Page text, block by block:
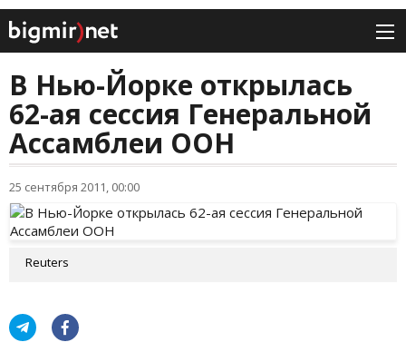
В Нью-Йорке открылась
62-ая сессия Генеральной
Ассамблеи ООН
25 сентября 2011, 00:00
Reuters